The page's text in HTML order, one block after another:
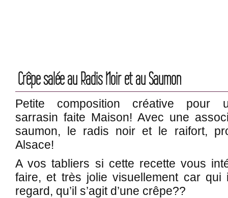
Crêpe salée au Radis Noir et au Saumon
Petite composition créative
sarrasin faite Maison! Avec une
saumon, le radis noir et le raifort,
Alsace!
A vos tabliers si cette recette vous
faire, et très jolie visuellement car qui
regard, qu’il s’agit d’une crêpe??